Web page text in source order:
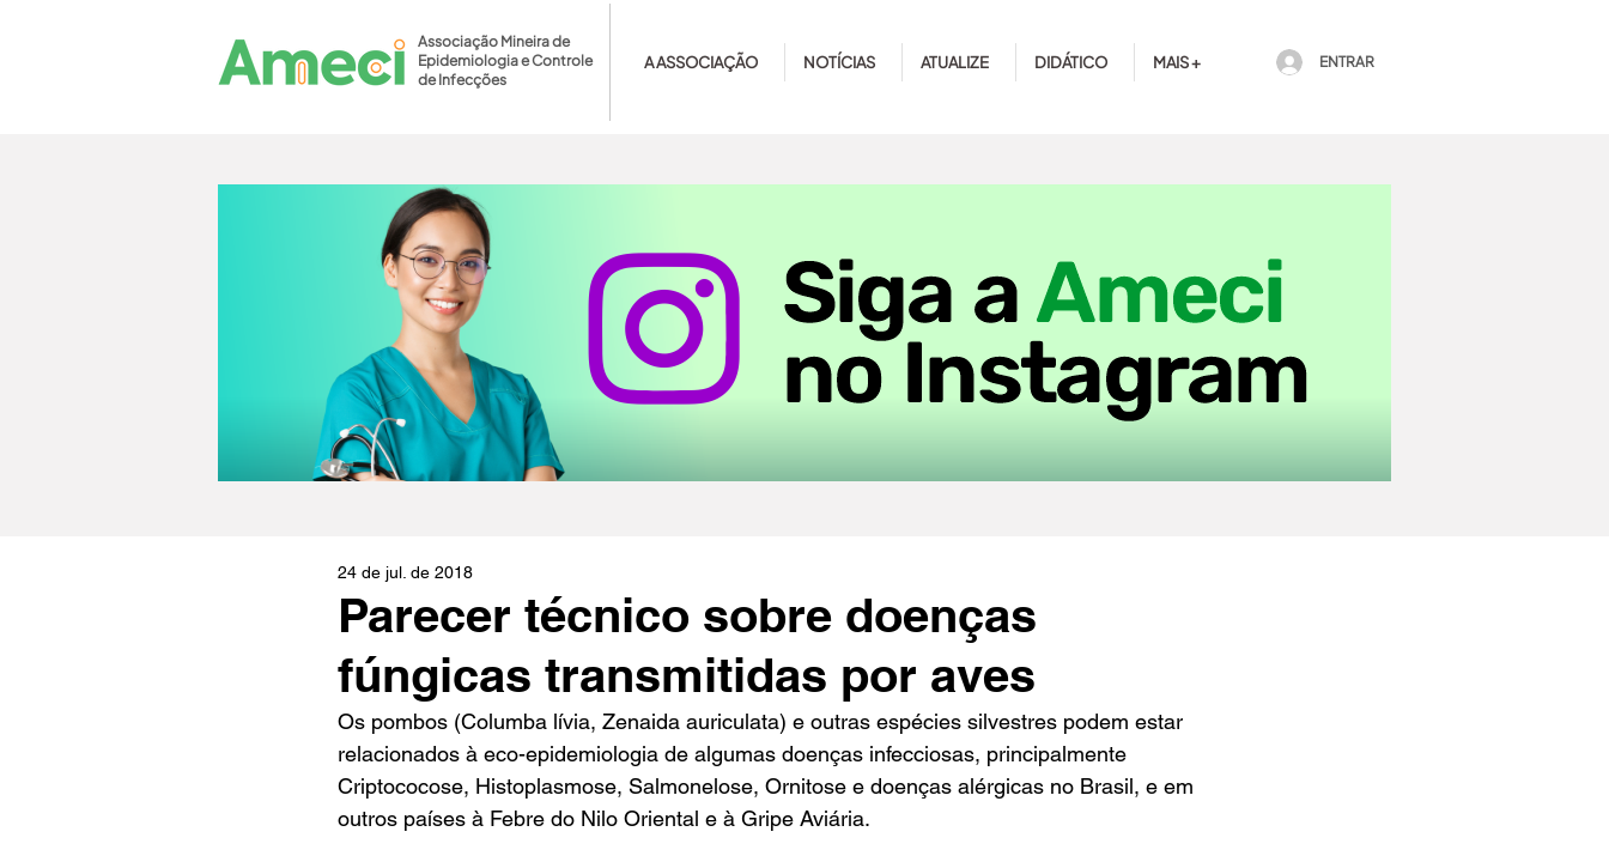
Associação Mineira de
Epidemiologia e Controle
de Infecções
A ASSOCIAÇÃO NOTÍCIAS ATUALIZE DIDÁTICO MAIS + ENTRAR
Parecer técnico sobre doenças
fúngicas transmitidas por aves
24 de jul. de 2018
Os pombos (Columba lívia, Zenaida auriculata) e outras espécies silvestres podem estar
relacionados à eco-epidemiologia de algumas doenças infecciosas, principalmente
Criptococose, Histoplasmose, Salmonelose, Ornitose e doenças alérgicas no Brasil, e em
outros países à Febre do Nilo Oriental e à Gripe Aviária.